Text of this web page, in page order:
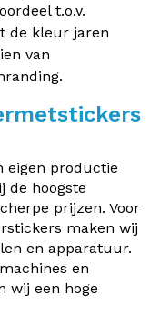
t.o.v.
de kleur jaren
van
eigen productie
de hoogste
prijzen. Voor
maken wij
en apparatuur.
en
wij een hoge